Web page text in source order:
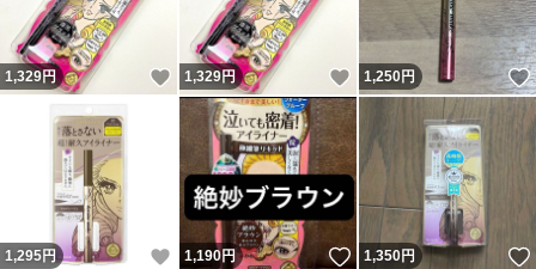
1,329円 いいね！
1,329円 いいね！
1,250円
1,295円 いいね！
1,190円 いいね！
1,350円